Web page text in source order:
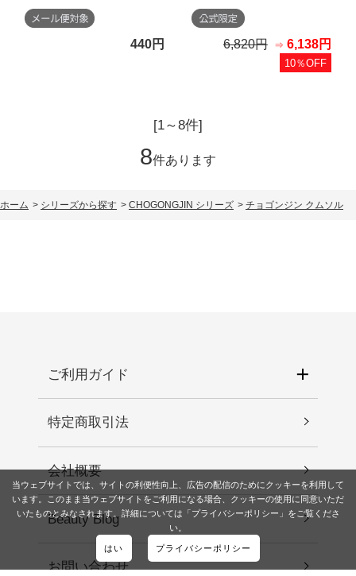
当ウェブサイトでは、サイトの利便性向上、広告の配信のためにクッキーを利用して
います。このまま当ウェブサイトをご利用になる場合、クッキーの使用に同意いただ
いたものとみなされます。詳細については「プライバシーポリシー」をご覧くださ
い。
はい プライバシーポリシー
440円
10％OFF
6,820円 6,138円
[1～8件]
8件あります
ホーム > シリーズから探す > CHOGONGJIN シリーズ > チョゴンジン クムソル
ご利用ガイド
特定商取引法
会社概要
Beauty Blog
お問い合わせ